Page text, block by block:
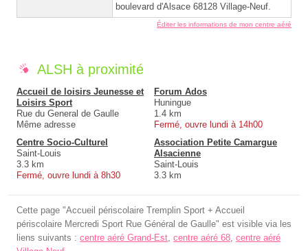
boulevard d'Alsace 68128 Village-Neuf.
Éditer les informations de mon centre aéré
ALSH à proximité
Accueil de loisirs Jeunesse et
Loisirs Sport
Rue du General de Gaulle
Même adresse
Forum Ados
Huningue
1.4 km
Fermé, ouvre lundi à 14h00
Centre Socio-Culturel
Saint-Louis
3.3 km
Fermé, ouvre lundi à 8h30
Association Petite Camargue
Alsacienne
Saint-Louis
3.3 km
Cette page "Accueil périscolaire Tremplin Sport + Accueil
périscolaire Mercredi Sport Rue Général de Gaulle" est visible via les
liens suivants : centre aéré Grand-Est centre aéré 68 centre aéré